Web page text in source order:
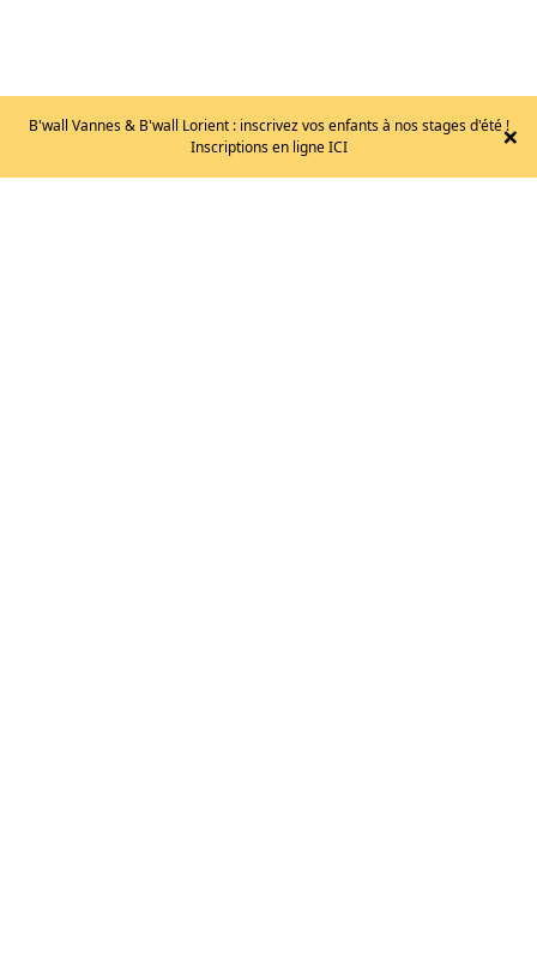
B'wall Vannes & B'wall Lorient : inscrivez vos enfants à nos stages d'été !
Inscriptions en ligne ICI
×
EB